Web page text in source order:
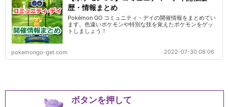
歴・情報まとめ
Pokémon GO コミュニティ・デイの開催情報をまとめてい
ます。色違いポケモンや特別な技を覚えたポケモンをゲッ
トしましょう！
pokemongo-get.com 2022-07-30 08:06
ボタンを押して